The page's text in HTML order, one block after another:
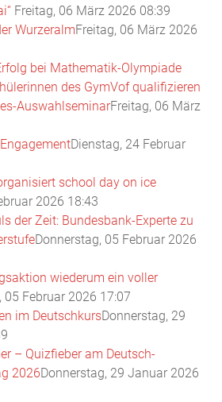
Freitag, 06 März 2026 08:39
WurzeralmFreitag, 06 März 2026
bei Mathematik-Olympiade
des GymVof qualifizieren
AuswahlseminarFreitag, 06 März
Dienstag, 24 Februar
school day on ice
2026 18:43
der Zeit: Bundesbank-Experte zu
Donnerstag, 05 Februar 2026
wiederum ein voller
05 Februar 2026 17:07
im DeutschkursDonnerstag, 29
– Quizfieber am Deutsch-
2026Donnerstag, 29 Januar 2026